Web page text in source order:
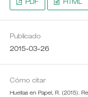
PDF HTML
Publicado
2015-03-26
Cómo citar
Huellas en Papel, R. (2015).